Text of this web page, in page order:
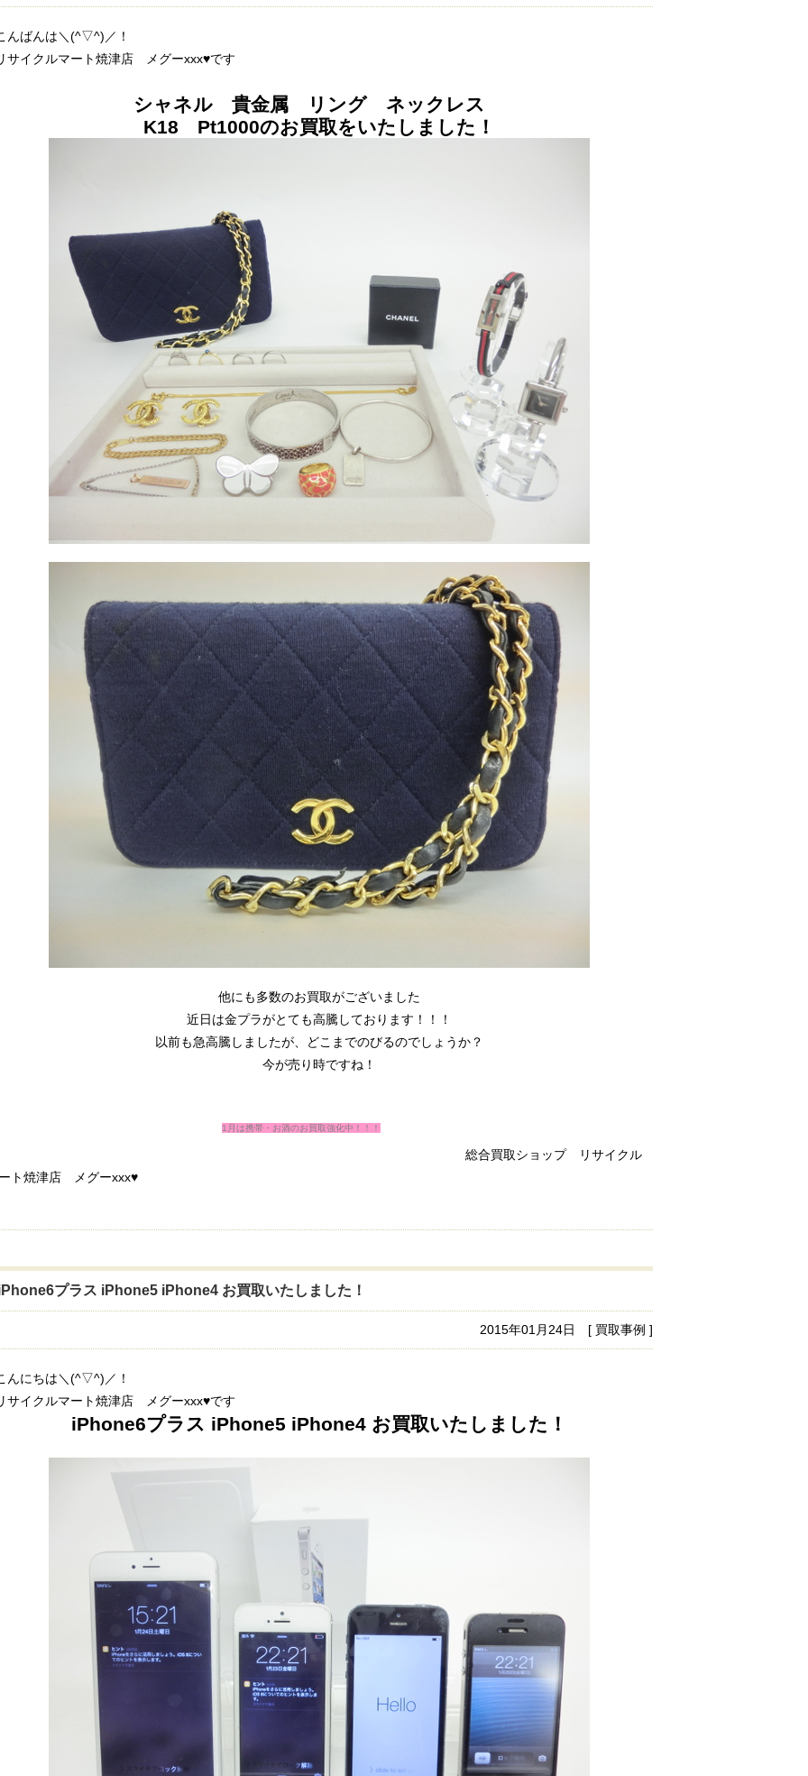
んばんは＼(^▽^)／！
サイクルマート焼津店 メグーxxx♥です
シャネル 貴金属 リング ネックレス
K18 Pt1000のお買取をいたしました！
他にも多数のお買取がございました
近日は金プラがとても高騰しております！！！
以前も急高騰しましたが、どこまでのびるのでしょうか？
今が売り時ですね！
1月は携帯・お酒のお買取強化中！！！
合買取ショップ リサイクル
ト焼津店 メグーxxx♥
プラス iPhone5 iPhone4 お買取いたしました！
2015年01月24日 [ 買取事例 ]
んにちは＼(^▽^)／！
サイクルマート焼津店 メグーxxx♥です
iPhone6プラス iPhone5 iPhone4 お買取いたしました！